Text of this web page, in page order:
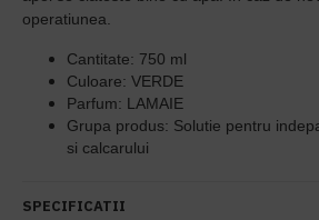
operatiunea.
Cantitate: 750 ml
Culoare: VERDE
Parfum: LAMAIE
Grupa produs: Solutie pentru
si calcarului
SPECIFICATII